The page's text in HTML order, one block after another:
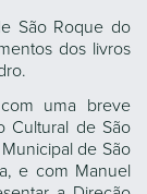
São Roque do
dos livros
uma breve
Cultural de São
de São
e com Manuel